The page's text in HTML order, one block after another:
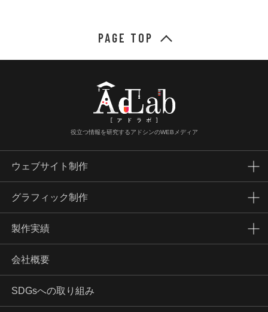
PAGE TOP
役立つ情報を研究するアドシンのWEBメディア
ウェブサイト制作
グラフィック制作
製作実績
会社概要
SDGsへの取り組み